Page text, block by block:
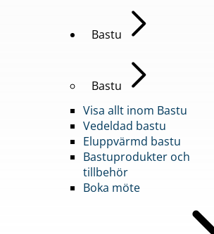
Bastu
Bastu
Visa allt inom Bastu
Vedeldad bastu
Eluppvärmd bastu
Bastuprodukter och
tillbehör
Boka möte